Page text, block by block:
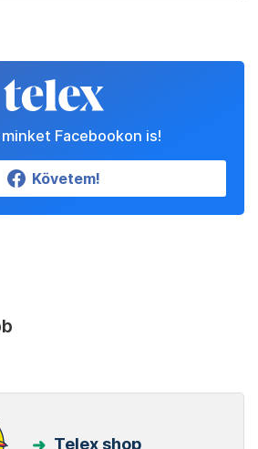
Facebookon is!
Követem!
Telex shop